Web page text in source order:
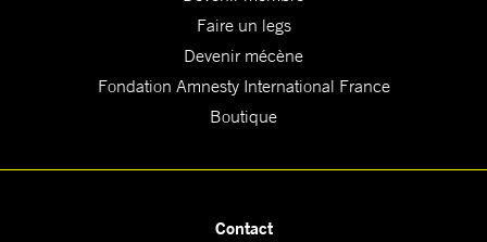
Faire un legs
Devenir mécène
Fondation Amnesty International France
Boutique
Contact